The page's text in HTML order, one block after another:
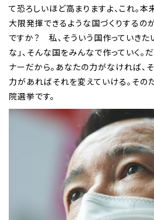
て恐ろしいほど高まりますよ、これ。
大限発揮できるような国づくりするの
ですか？ 私、そういう国作っていきた
な」、そんな国をみんなで作っていく。
ナーだから。あなたの力がなければ、
力があればそれを変えていける。その
院選挙です。